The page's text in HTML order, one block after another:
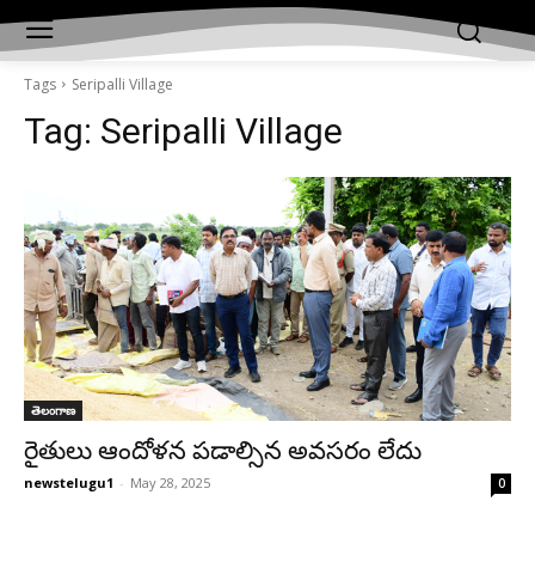
Tags Seripalli Village
Tag: Seripalli Village
తెలంగాణ
రైతులు ఆందోళన పడాల్సిన అవసరం లేదు
newstelugu1 - May 28, 2025 0